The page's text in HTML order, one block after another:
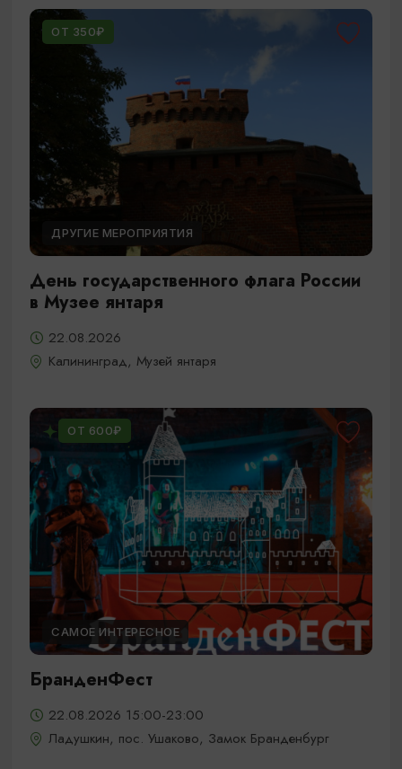
ОТ 350₽
ДРУГИЕ МЕРОПРИЯТИЯ
День государственного флага России
в Музее янтаря
22.08.2026
Калининград, Музей янтаря
ОТ 600₽
САМОЕ ИНТЕРЕСНОЕ
БранденФест
22.08.2026 15:00-23:00
Ладушкин, пос. Ушаково, Замок Бранденбург